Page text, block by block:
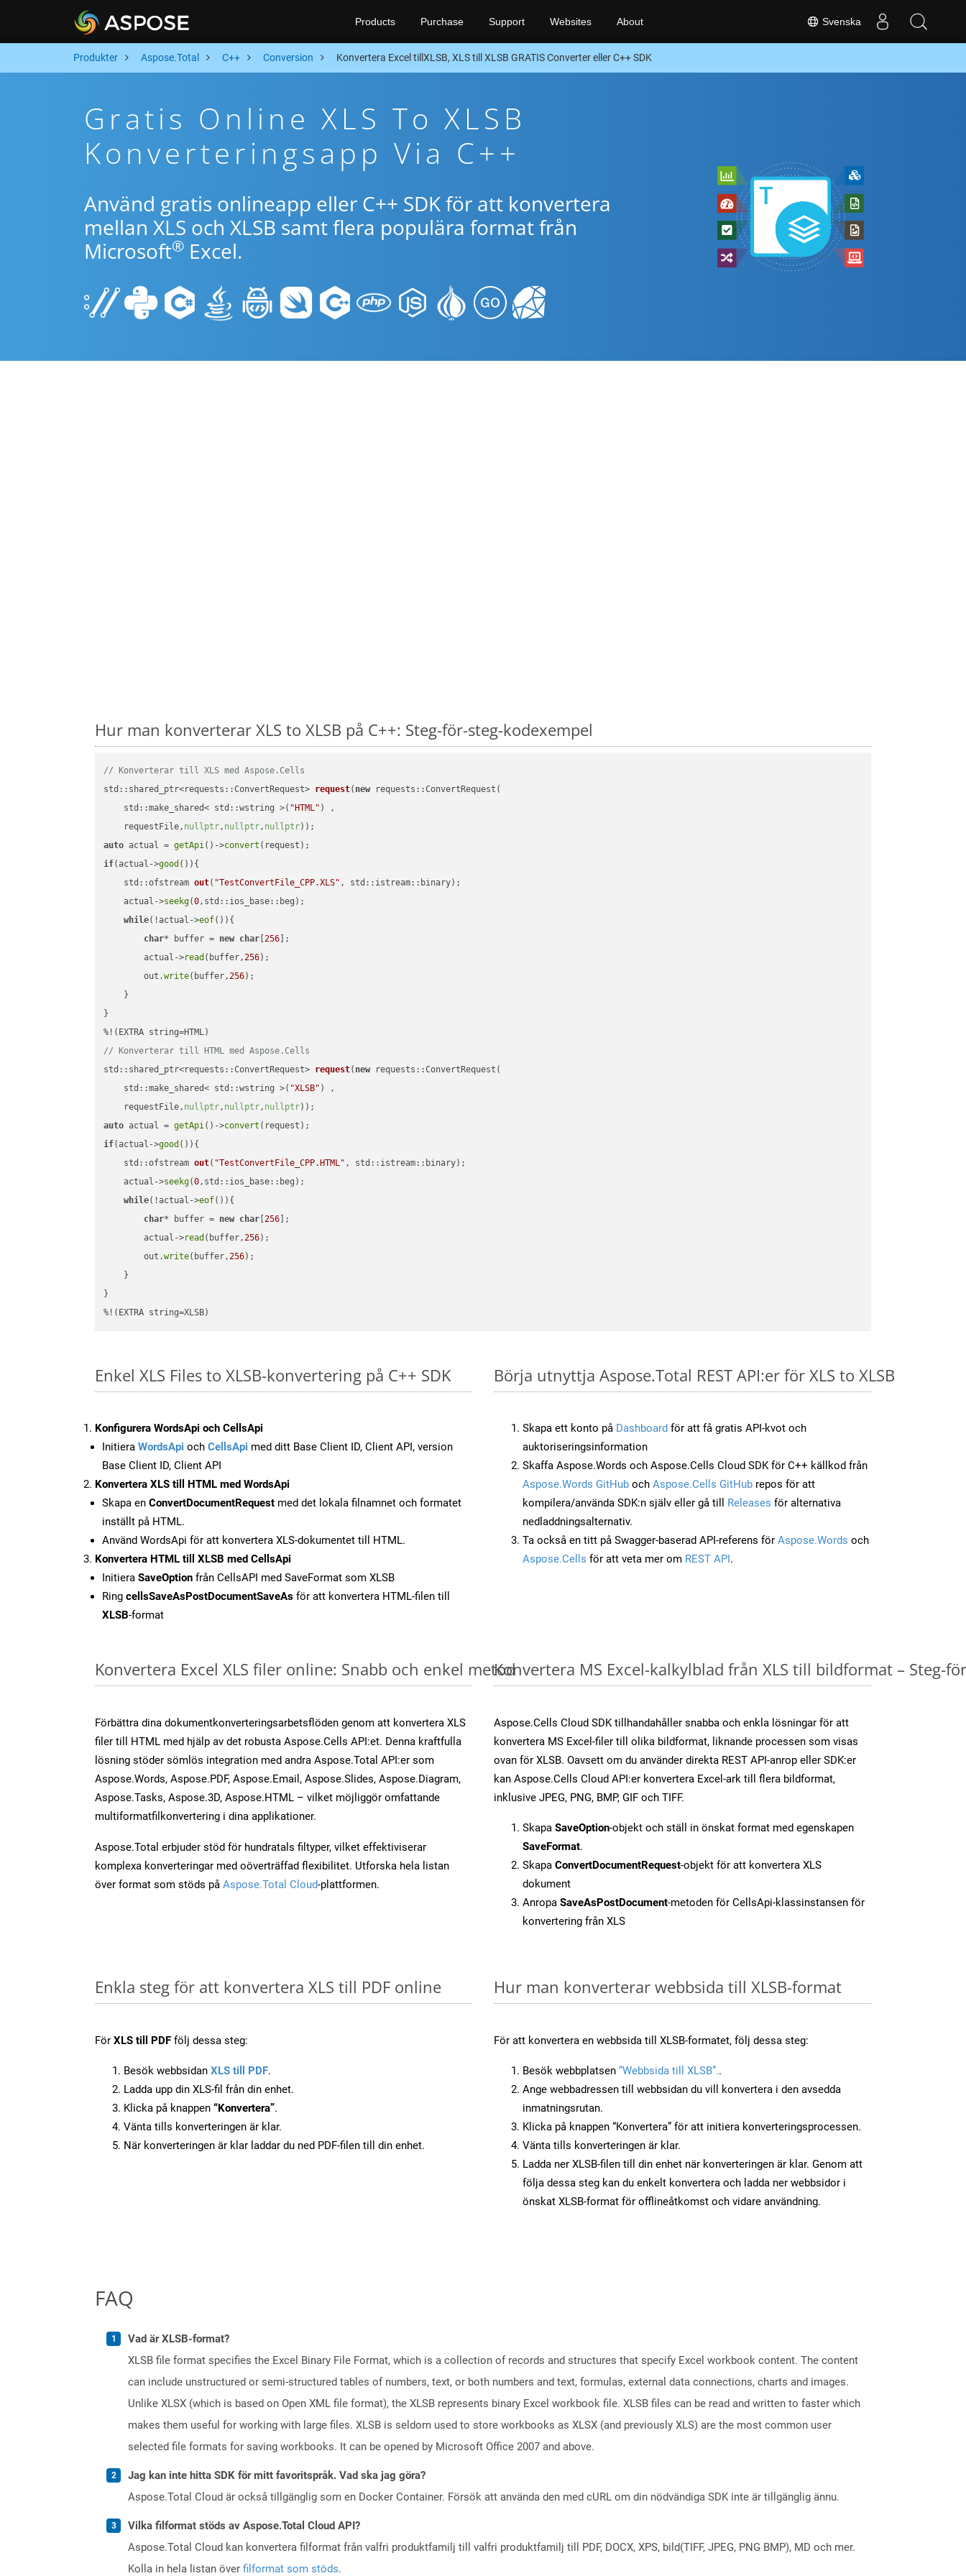
Svenska
Products Purchase Support Websites About
Produkter Aspose.Total C++ Conversion Konvertera Excel tillXLSB, XLS till XLSB GRATIS Converter eller C++ SDK
Gratis Online XLS To XLSB
Konverteringsapp Via C++
Använd gratis onlineapp eller C++ SDK för att konvertera
mellan XLS och XLSB samt flera populära format från
Microsoft® Excel.
Hur man konverterar XLS to XLSB på C++: Steg-för-steg-kodexempel
// Konverterar till XLS med Aspose.Cells
std::shared_ptr<requests::ConvertRequest> request( new requests::ConvertRequest(
    std::make_shared< std::wstring >(
"HTML" ) ,
    requestFile,
nullptr, nullptr, nullptr))
auto actual = getApi()->convert
if(actual->good ()){
std::ofstream out( "TestConvertFile_CPP.XLS" , std::istream::binary) ;
    actual->
seekg(0,std::ios_base::beg);
while(!actual->eof()){
char* buffer = new char [256 ];
        actual->
read (buffer,256);
        out.
write(buffer,256);
    }
}
// Konverterar till HTML med Aspose.Cells
std::shared_ptr<requests::ConvertRequest> request( new requests::ConvertRequest(
    std::make_shared< std::wstring >(
"XLSB" ) ,
    requestFile,
nullptr, nullptr, nullptr))
auto actual = getApi()->convert
if(actual->good ()){
std::ofstream out( "TestConvertFile_CPP.HTML" , std::istream::binary) ;
    actual->
seekg(0,std::ios_base::beg);
while(!actual->eof()){
char* buffer = new char [256 ];
        actual->
read (buffer,256);
        out.
write(buffer,256);
    }
}
%!(EXTRA string=XLSB)
Enkel XLS Files to XLSB-konvertering på C++ SDK
Konfigurera WordsApi och CellsApi
Initiera WordsApi och CellsApi med ditt Base Client ID, Client API, version
Base Client ID, Client API
Konvertera XLS till HTML med WordsApi
Skapa en ConvertDocumentRequest med det lokala filnamnet och formatet
inställt på HTML.
Använd WordsApi för att konvertera XLS-dokumentet till HTML.
Konvertera HTML till XLSB med CellsApi
Initiera SaveOption från CellsAPI med SaveFormat som XLSB
Ring cellsSaveAsPostDocumentSaveAs för att konvertera HTML-filen till
XLSB-format
Börja utnyttja Aspose.Total REST API:er för XLS to XLSB
Skapa ett konto på Dashboard för att få gratis API-kvot och
auktoriseringsinformation
Skaffa Aspose.Words och Aspose.Cells Cloud SDK för C++ källkod från
Aspose.Words GitHub och Aspose.Cells GitHub repos för att
kompilera/använda SDK:n själv eller gå till Releases för alternativa
nedladdningsalternativ.
Ta också en titt på Swagger-baserad API-referens för Aspose.Words och
Aspose.Cells för att veta mer om REST API.
Konvertera Excel XLS filer online: Snabb och enkel metod
Förbättra dina dokumentkonverteringsarbetsflöden genom att konvertera XLS
filer till HTML med hjälp av det robusta Aspose.Cells API:et. Denna kraftfulla
lösning stöder sömlös integration med andra Aspose.Total API:er som
Aspose.Words, Aspose.PDF, Aspose.Email, Aspose.Slides, Aspose.Diagram,
Aspose.Tasks, Aspose.3D, Aspose.HTML – vilket möjliggör omfattande
multiformatfilkonvertering i dina applikationer.
Aspose.Total erbjuder stöd för hundratals filtyper, vilket effektiviserar
komplexa konverteringar med oöverträffad flexibilitet. Utforska hela listan
över format som stöds på Aspose.Total Cloud-plattformen.
Konvertera MS Excel-kalkylblad från XLS till bildformat – Steg-
Aspose.Cells Cloud SDK tillhandahåller snabba och enkla lösningar för att
konvertera MS Excel-filer till olika bildformat, liknande processen som visas
ovan för XLSB. Oavsett om du använder direkta REST API-anrop eller SDK:er
kan Aspose.Cells Cloud API:er konvertera Excel-ark till flera bildformat,
inklusive JPEG, PNG, BMP, GIF och TIFF.
Skapa SaveOption-objekt och ställ in önskat format med egenskapen
SaveFormat.
Skapa ConvertDocumentRequest-objekt för att konvertera XLS
dokument
Anropa SaveAsPostDocument-metoden för CellsApi-klassinstansen för
konvertering från XLS
Enkla steg för att konvertera XLS till PDF online
För XLS till PDF följ dessa steg:
Besök webbsidan XLS till PDF.
Ladda upp din XLS-fil från din enhet.
Klicka på knappen “Konvertera”.
Vänta tills konverteringen är klar.
När konverteringen är klar laddar du ned PDF-filen till din enhet.
Hur man konverterar webbsida till XLSB-format
För att konvertera en webbsida till XLSB-formatet, följ dessa steg:
Besök webbplatsen “Webbsida till XLSB”..
Ange webbadressen till webbsidan du vill konvertera i den avsedda
inmatningsrutan.
Klicka på knappen “Konvertera” för att initiera konverteringsprocessen.
Vänta tills konverteringen är klar.
Ladda ner XLSB-filen till din enhet när konverteringen är klar. Genom att
följa dessa steg kan du enkelt konvertera och ladda ner webbsidor i
önskat XLSB-format för offlineåtkomst och vidare användning.
FAQ
Vad är XLSB-format?
XLSB file format specifies the Excel Binary File Format, which is a collection of records and structures that specify Excel workbook content. The content
can include unstructured or semi-structured tables of numbers, text, or both numbers and text, formulas, external data connections, charts and images.
Unlike XLSX (which is based on Open XML file format), the XLSB represents binary Excel workbook file. XLSB files can be read and written to faster which
makes them useful for working with large files. XLSB is seldom used to store workbooks as XLSX (and previously XLS) are the most common user
selected file formats for saving workbooks. It can be opened by Microsoft Office 2007 and above.
Jag kan inte hitta SDK för mitt favoritspråk. Vad ska jag göra?
Aspose.Total Cloud är också tillgänglig som en Docker Container. Försök att använda den med cURL om din nödvändiga SDK inte är tillgänglig ännu.
Vilka filformat stöds av Aspose.Total Cloud API?
Aspose.Total Cloud kan konvertera filformat från valfri produktfamilj till valfri produktfamilj till PDF, DOCX, XPS, bild(TIFF, JPEG, PNG BMP), MD och mer.
Kolla in hela listan över filformat som stöds.